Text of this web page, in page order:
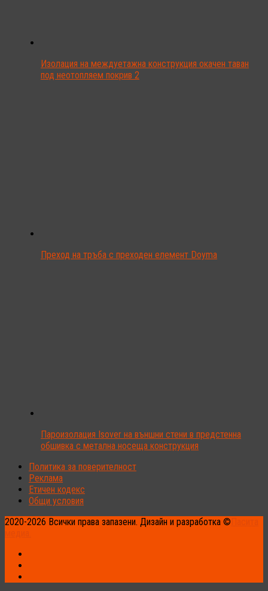
Изолация на междуетажна конструкция окачен таван
под неотопляем покрив 2
Преход на тръба с преходен елемент Doyma
Пароизолация Isover на външни стени в предстенна
обшивка с метална носеща конструкция
Политика за поверителност
Реклама
Етичен кодекс
Общи условия
2020-2026 Всички права запазени. Дизайн и разработка ©